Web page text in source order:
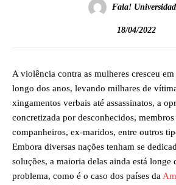
Fala!
18/04/2022
A violência contra as mulheres cresceu
longo dos anos, levando milhares de
xingamentos verbais até assassinatos, a
concretizada por desconhecidos,
companheiros, ex-maridos, entre outros
Embora diversas nações tenham se
soluções, a maioria delas ainda está longe
problema, como é o caso dos países da